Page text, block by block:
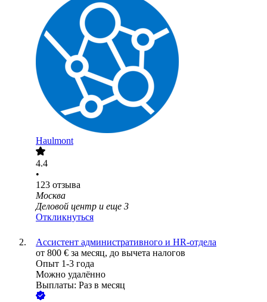
Haulmont
4.4
•
123 отзыва
Москва
Деловой центр и еще 3
Откликнуться
Ассистент административного и HR-отдела
от 800 € за месяц, до вычета налогов
Опыт 1-3 года
Можно удалённо
Выплаты: Раз в месяц